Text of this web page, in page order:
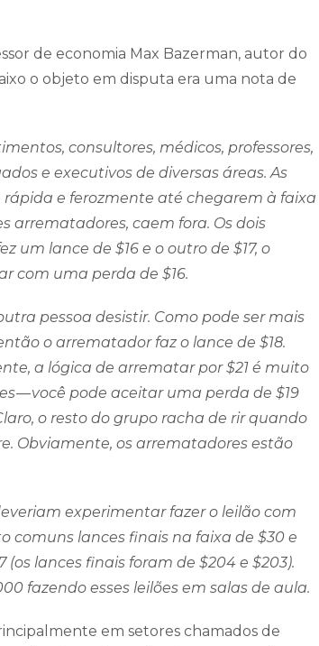
de economia Max Bazerman, autor do
o objeto em disputa era uma nota de
consultores, médicos, professores,
e executivos de diversas áreas. As
e ferozmente até chegarem à faixa
arrematadores, caem fora. Os dois
um lance de $16 e o outro de $17, o
com uma perda de $16.
pessoa desistir. Como pode ser mais
o arrematador faz o lance de $18.
a lógica de arrematar por $21 é muito
— você pode aceitar uma perda de $19
o resto do grupo racha de rir quando
Obviamente, os arrematadores estão
experimentar fazer o leilão com
comuns lances finais na faixa de $30 e
lances finais foram de $204 e $203).
fazendo esses leilões em salas de aula.
em setores chamados de